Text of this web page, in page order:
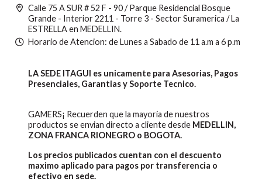
Calle 75 A SUR # 52 F - 90 / Parque Residencial Bosque
Grande - Interior 2211 - Torre 3 - Sector Suramerica / La
ESTRELLA en MEDELLIN.
Horario de Atencion: de Lunes a Sabado de 11 a.m a 6 p.m
LA SEDE ITAGUI es unicamente para Asesorias, Pagos
Presenciales, Garantias y Soporte Tecnico.
GAMERS¡ Recuerden que la mayoria de nuestros
productos se envian directo a cliente desde MEDELLIN,
ZONA FRANCA RIONEGRO o BOGOTA.
Los precios publicados cuentan con el descuento
maximo aplicado para pagos por transferencia o
efectivo en sede.